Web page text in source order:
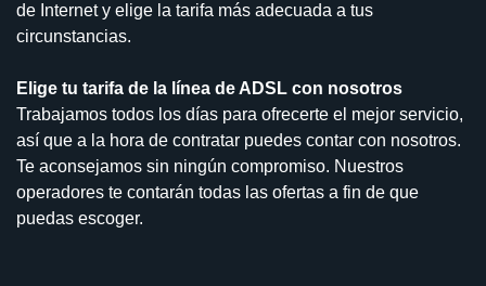
de Internet y elige la tarifa más adecuada a tus
circunstancias.
Elige tu tarifa de la línea de ADSL con nosotros
Trabajamos todos los días para ofrecerte el mejor servicio,
así que a la hora de contratar puedes contar con nosotros.
Te aconsejamos sin ningún compromiso. Nuestros
operadores te contarán todas las ofertas a fin de que
puedas escoger.